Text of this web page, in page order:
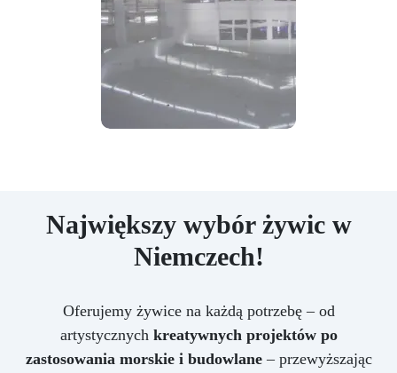
Największy wybór żywic w
Niemczech!
Oferujemy żywice na każdą potrzebę – od
artystycznych kreatywnych projektów po
zastosowania morskie i budowlane– przewyższając